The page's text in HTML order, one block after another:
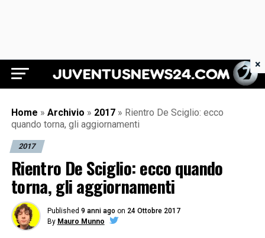
Juventus News 24
Home » Archivio » 2017 » Rientro De Sciglio: ecco
quando torna, gli aggiornamenti
2017
Rientro De Sciglio: ecco quando
torna, gli aggiornamenti
Published 9 anni ago on 24 Ottobre 2017
By Mauro Munno
×